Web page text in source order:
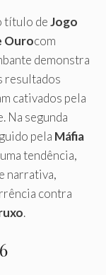
título deJogo
Ourocom
demonstra
resultados
cativados pela
Na segunda
pela Máfia
tendência,
narrativa,
contra
.